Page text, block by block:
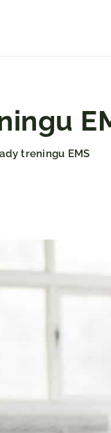
treningu EMS